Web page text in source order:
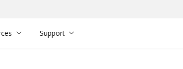
Support